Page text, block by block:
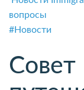
вопросы
#Новости
Совет